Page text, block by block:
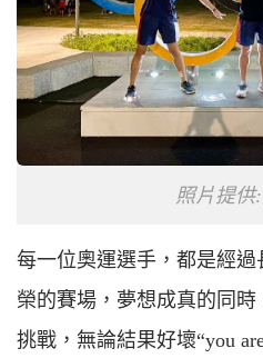
照片提供
每一位奧運選手，都是經
榮的賽場，夢想成真的同
挑戰，無論結果好壞“you